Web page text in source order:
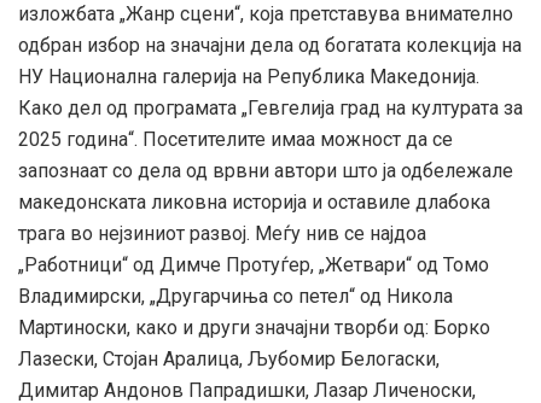
изложбата „Жанр сцени“, која претставува внимателно
одбран избор на значајни дела од богатата колекција на
НУ Национална галерија на Република Македонија.
Како дел од програмата „Гевгелија град на културата за
2025 година“. Посетителите имаа можност да се
запознаат со дела од врвни автори што ја одбележале
македонската ликовна историја и оставиле длабока
трага во нејзиниот развој. Меѓу нив се најдоа
„Работници“ од Димче Протуѓер, „Жетвари“ од Томо
Владимирски, „Другарчиња со петел“ од Никола
Мартиноски, како и други значајни творби од: Борко
Лазески, Стојан Aралица, Љубомир Белогаски,
Димитар Андонов Папрадишки, Лазар Личеноски,